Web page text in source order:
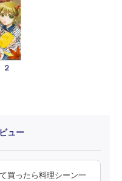
ュー
買ったら料理シーン一